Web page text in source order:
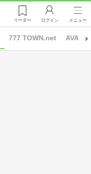
リーダー ログイン メニュー
777 TOWN.net AVA